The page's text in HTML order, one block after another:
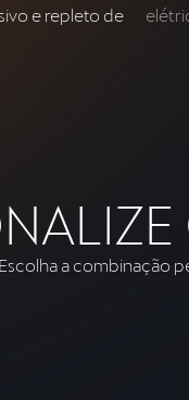
e repleto de
Escolha a combinação